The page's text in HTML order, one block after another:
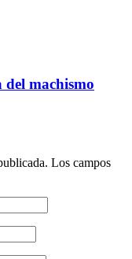
del machismo
Los campos